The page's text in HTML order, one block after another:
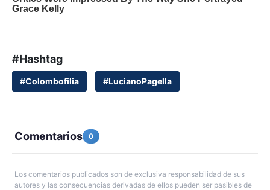
#Hashtag
#Colombofilia #LucianoPagella
Comentarios 0
Los comentarios publicados son de exclusiva responsabilidad de sus
autores y las consecuencias derivadas de ellos pueden ser pasibles de